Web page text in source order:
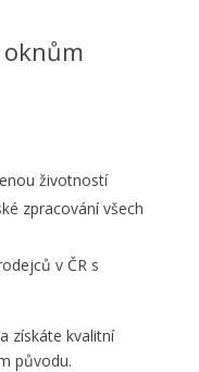
životností
zpracování všech
v ČR s
získáte kvalitní
původu.